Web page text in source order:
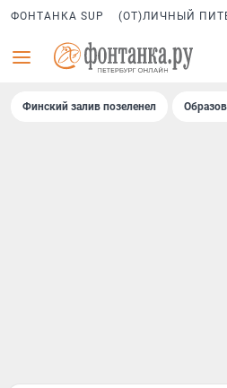
ФОНТАНКА SUP (ОТ)ЛИЧНЫЙ
Финский залив позеленел